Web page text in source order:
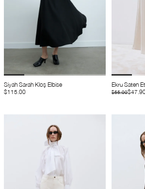
Siyah Sarah Kloş Elbise
$115.00
Ekru Saten
$55.00